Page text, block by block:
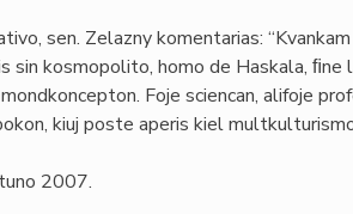
sen. Zelazny komentarias:
kosmopolito, homo de Haskala, ﬁne
Foje sciencan, alifoje
kiuj poste aperis kiel
2007.